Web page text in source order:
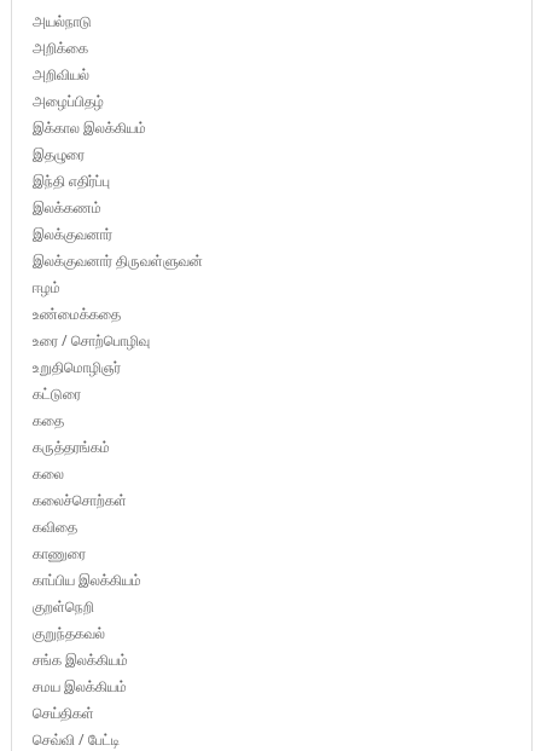
அயல்நாடு
அறிக்கை
அறிவியல்
அழைப்பிதழ்
இக்கால இலக்கியம்
இதழுரை
இந்தி எதிர்ப்பு
இலக்கணம்
இலக்குவனார்
இலக்குவனார் திருவள்ளுவன்
ஈழம்
உண்மைக்கதை
உரை / சொற்பொழிவு
உறுதிமொழிஞர்
கட்டுரை
கதை
கருத்தரங்கம்
கலை
கலைச்சொற்கள்
கவிதை
காணுரை
காப்பிய இலக்கியம்
குறள்நெறி
குறுந்தகவல்
சங்க இலக்கியம்
சமய இலக்கியம்
செய்திகள்
செவ்வி / பேட்டி